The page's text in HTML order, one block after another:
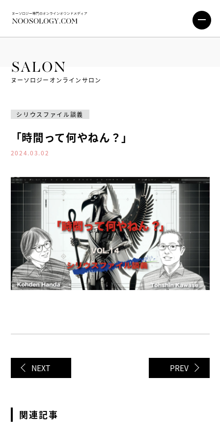
SALON
ヌーソロジーオンラインサロン
シリウスファイル談義
「時間って何やねん？」
2024.03.02
NEXT PREV
関連記事